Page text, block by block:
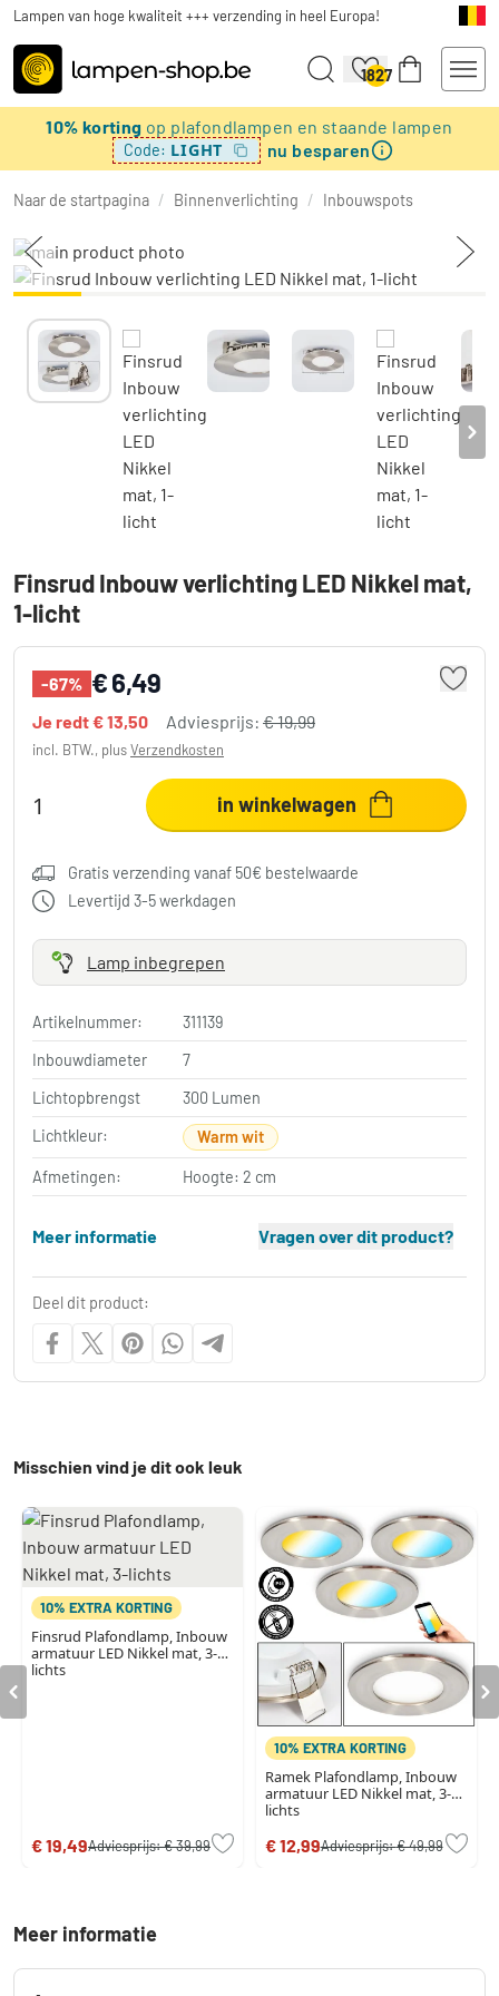
Lampen van hoge kwaliteit +++ verzending in heel Europa!
1827
10% korting op plafondlampen en staande lampen
Code: LIGHT nu besparen
Naar de startpagina / Binnenverlichting / Inbouwspots
Finsrud Inbouw verlichting LED Nikkel mat,
1-licht
-67% € 6,49
Je redt€ 13,50 Adviesprijs: € 19,99
incl. BTW., plusVerzendkosten
in winkelwagen
Gratis verzending vanaf 50€ bestelwaarde
Levertijd 3-5 werkdagen
Lamp inbegrepen
Artikelnummer:
311139
Inbouwdiameter
7
Lichtopbrengst
300 Lumen
Lichtkleur:
Warm wit
Afmetingen: Hoogte: 2 cm
Meer informatie Vragen over dit product?
Deel dit product:
Misschien vind je dit ook leuk
10% EXTRA KORTING
Finsrud Plafondlamp, Inbouw
armatuur LED Nikkel mat, 3-
lichts
€ 19,49Adviesprijs:€ 39,99
10% EXTRA KORTING
Ramek Plafondlamp, Inbouw
armatuur LED Nikkel mat, 3-
lichts
€ 12,99Adviesprijs:€ 49,99
Meer informatie